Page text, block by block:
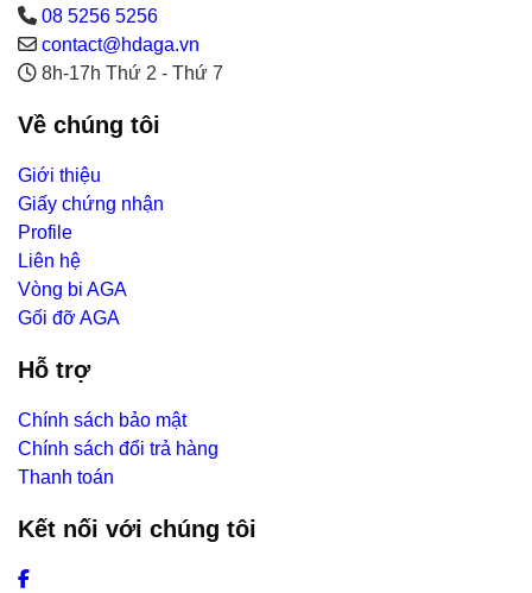
08 5256 5256
contact@hdaga.vn
8h-17h Thứ 2 - Thứ 7
Về chúng tôi
Giới thiệu
Giấy chứng nhận
Profile
Liên hệ
Vòng bi AGA
Gối đỡ AGA
Hỗ trợ
Chính sách bảo mật
Chính sách đổi trả hàng
Thanh toán
Kết nối với chúng tôi
Facebook